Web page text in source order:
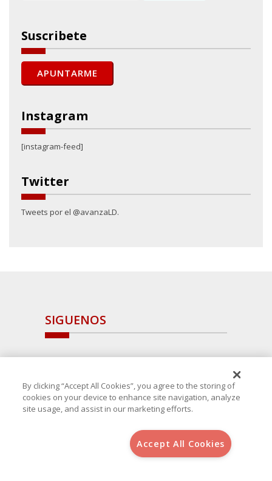
Suscribete
Instagram
[instagram-feed]
Twitter
Tweets por el @avanzaLD.
SIGUENOS
, S.L.U.(B-64405731) c/ San Norberto
By clicking “Accept All Cookies”, you agree to the storing of
cookies on your device to enhance site navigation, analyze
site usage, and assist in our marketing efforts.
Accept All Cookies